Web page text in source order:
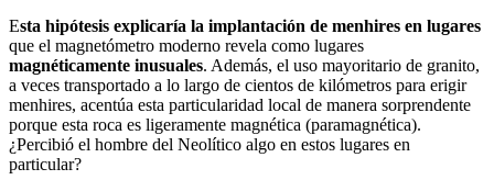
Esta hipótesis explicaría la implantación de menhires en lugares
que el magnetómetro moderno revela como lugares
magnéticamente inusuales. Además, el uso mayoritario de granito,
a veces transportado a lo largo de cientos de kilómetros para erigir
menhires, acentúa esta particularidad local de manera sorprendente
porque esta roca es ligeramente magnética (paramagnética).
¿Percibió el hombre del Neolítico algo en estos lugares en
particular?